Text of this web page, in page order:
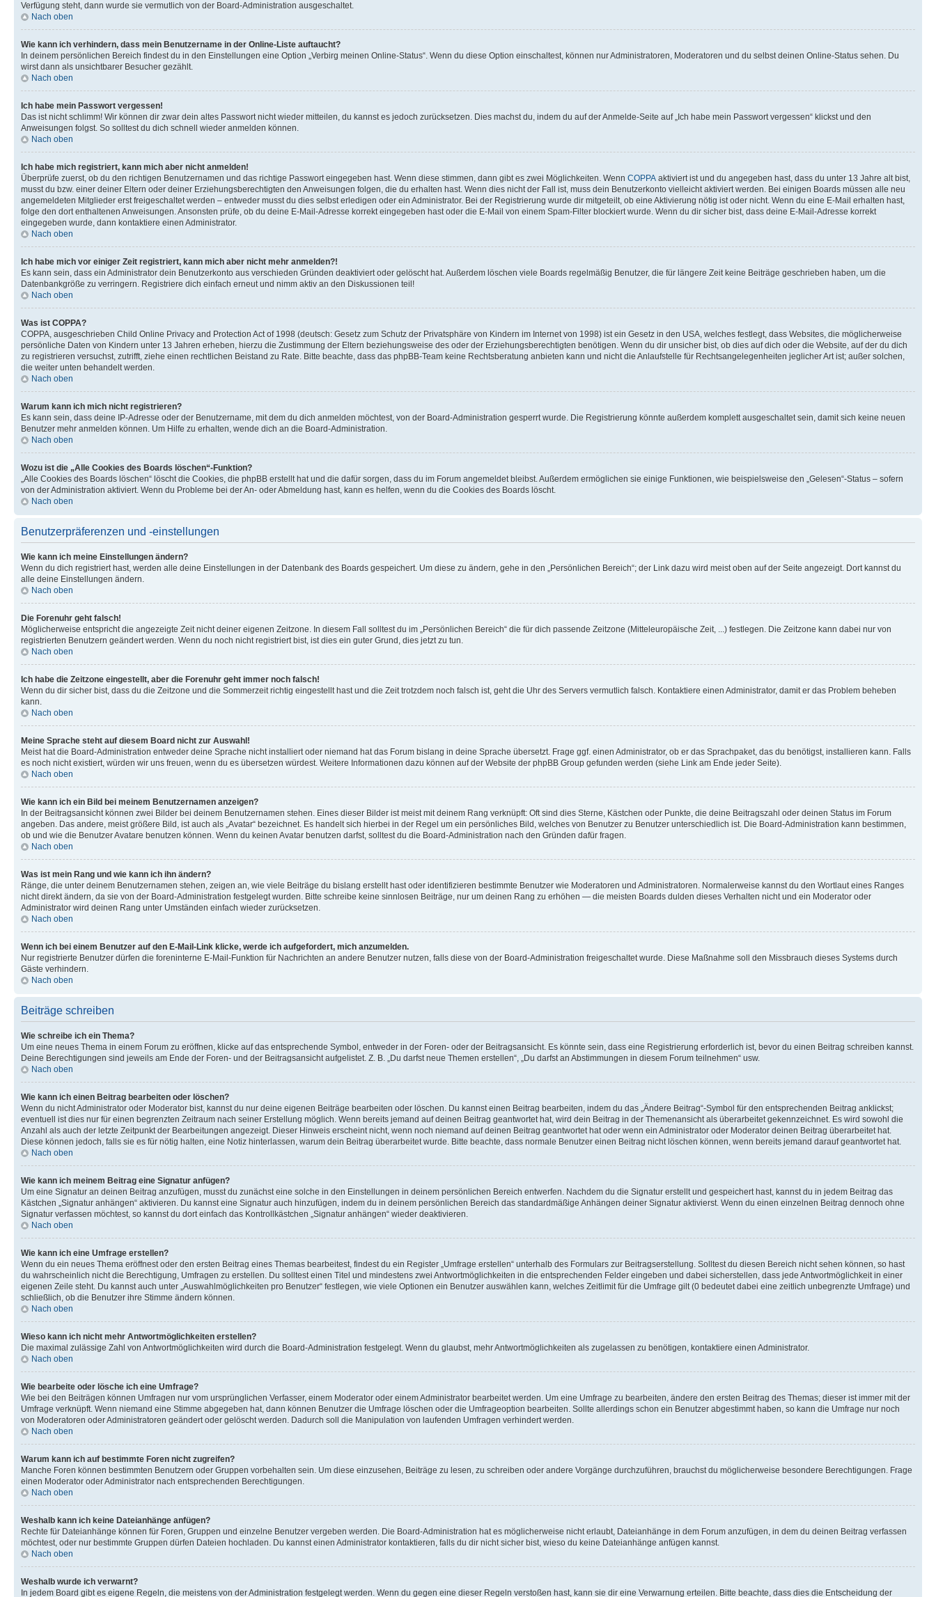
Verfügung steht, dann wurde sie vermutlich von der Board-Administration ausgeschaltet.
Nach oben
Wie kann ich verhindern, dass mein Benutzername in der Online-Liste auftaucht?
In deinem persönlichen Bereich findest du in den Einstellungen eine Option „Verbirg meinen Online-Status“. Wenn du diese Option einschaltest, können nur Administratoren, Moderatoren und du selbst deinen Online-Status sehen. Du
wirst dann als unsichtbarer Besucher gezählt.
Nach oben
Ich habe mein Passwort vergessen!
Das ist nicht schlimm! Wir können dir zwar dein altes Passwort nicht wieder mitteilen, du kannst es jedoch zurücksetzen. Dies machst du, indem du auf der Anmelde-Seite auf „Ich habe mein Passwort vergessen“ klickst und den
Anweisungen folgst. So solltest du dich schnell wieder anmelden können.
Nach oben
Ich habe mich registriert, kann mich aber nicht anmelden!
Überprüfe zuerst, ob du den richtigen Benutzernamen und das richtige Passwort eingegeben hast. Wenn diese stimmen, dann gibt es zwei Möglichkeiten. Wenn COPPA aktiviert ist und du angegeben hast, dass du unter 13 Jahre alt bist,
musst du bzw. einer deiner Eltern oder deiner Erziehungsberechtigten den Anweisungen folgen, die du erhalten hast. Wenn dies nicht der Fall ist, muss dein Benutzerkonto vielleicht aktiviert werden. Bei einigen Boards müssen alle neu
angemeldeten Mitglieder erst freigeschaltet werden – entweder musst du dies selbst erledigen oder ein Administrator. Bei der Registrierung wurde dir mitgeteilt, ob eine Aktivierung nötig ist oder nicht. Wenn du eine E-Mail erhalten hast,
folge den dort enthaltenen Anweisungen. Ansonsten prüfe, ob du deine E-Mail-Adresse korrekt eingegeben hast oder die E-Mail von einem Spam-Filter blockiert wurde. Wenn du dir sicher bist, dass deine E-Mail-Adresse korrekt
eingegeben wurde, dann kontaktiere einen Administrator.
Nach oben
Ich habe mich vor einiger Zeit registriert, kann mich aber nicht mehr anmelden?!
Es kann sein, dass ein Administrator dein Benutzerkonto aus verschieden Gründen deaktiviert oder gelöscht hat. Außerdem löschen viele Boards regelmäßig Benutzer, die für längere Zeit keine Beiträge geschrieben haben, um die
Datenbankgröße zu verringern. Registriere dich einfach erneut und nimm aktiv an den Diskussionen teil!
Nach oben
Was ist COPPA?
COPPA, ausgeschrieben Child Online Privacy and Protection Act of 1998 (deutsch: Gesetz zum Schutz der Privatsphäre von Kindern im Internet von 1998) ist ein Gesetz in den USA, welches festlegt, dass Websites, die möglicherweise
persönliche Daten von Kindern unter 13 Jahren erheben, hierzu die Zustimmung der Eltern beziehungsweise des oder der Erziehungsberechtigten benötigen. Wenn du dir unsicher bist, ob dies auf dich oder die Website, auf der du dich
zu registrieren versuchst, zutrifft, ziehe einen rechtlichen Beistand zu Rate. Bitte beachte, dass das phpBB-Team keine Rechtsberatung anbieten kann und nicht die Anlaufstelle für Rechtsangelegenheiten jeglicher Art ist; außer solchen,
die weiter unten behandelt werden.
Nach oben
Warum kann ich mich nicht registrieren?
Es kann sein, dass deine IP-Adresse oder der Benutzername, mit dem du dich anmelden möchtest, von der Board-Administration gesperrt wurde. Die Registrierung könnte außerdem komplett ausgeschaltet sein, damit sich keine neuen
Benutzer mehr anmelden können. Um Hilfe zu erhalten, wende dich an die Board-Administration.
Nach oben
Wozu ist die „Alle Cookies des Boards löschen“-Funktion?
„Alle Cookies des Boards löschen“ löscht die Cookies, die phpBB erstellt hat und die dafür sorgen, dass du im Forum angemeldet bleibst. Außerdem ermöglichen sie einige Funktionen, wie beispielsweise den „Gelesen“-Status – sofern
von der Administration aktiviert. Wenn du Probleme bei der An- oder Abmeldung hast, kann es helfen, wenn du die Cookies des Boards löscht.
Nach oben
Benutzerpräferenzen und -einstellungen
Wie kann ich meine Einstellungen ändern?
Wenn du dich registriert hast, werden alle deine Einstellungen in der Datenbank des Boards gespeichert. Um diese zu ändern, gehe in den „Persönlichen Bereich“; der Link dazu wird meist oben auf der Seite angezeigt. Dort kannst du
alle deine Einstellungen ändern.
Nach oben
Die Forenuhr geht falsch!
Möglicherweise entspricht die angezeigte Zeit nicht deiner eigenen Zeitzone. In diesem Fall solltest du im „Persönlichen Bereich“ die für dich passende Zeitzone (Mitteleuropäische Zeit, ...) festlegen. Die Zeitzone kann dabei nur von
registrierten Benutzern geändert werden. Wenn du noch nicht registriert bist, ist dies ein guter Grund, dies jetzt zu tun.
Nach oben
Ich habe die Zeitzone eingestellt, aber die Forenuhr geht immer noch falsch!
Wenn du dir sicher bist, dass du die Zeitzone und die Sommerzeit richtig eingestellt hast und die Zeit trotzdem noch falsch ist, geht die Uhr des Servers vermutlich falsch. Kontaktiere einen Administrator, damit er das Problem beheben
kann.
Nach oben
Meine Sprache steht auf diesem Board nicht zur Auswahl!
Meist hat die Board-Administration entweder deine Sprache nicht installiert oder niemand hat das Forum bislang in deine Sprache übersetzt. Frage ggf. einen Administrator, ob er das Sprachpaket, das du benötigst, installieren kann. Falls
es noch nicht existiert, würden wir uns freuen, wenn du es übersetzen würdest. Weitere Informationen dazu können auf der Website der phpBB Group gefunden werden (siehe Link am Ende jeder Seite).
Nach oben
Wie kann ich ein Bild bei meinem Benutzernamen anzeigen?
In der Beitragsansicht können zwei Bilder bei deinem Benutzernamen stehen. Eines dieser Bilder ist meist mit deinem Rang verknüpft: Oft sind dies Sterne, Kästchen oder Punkte, die deine Beitragszahl oder deinen Status im Forum
angeben. Das andere, meist größere Bild, ist auch als „Avatar“ bezeichnet. Es handelt sich hierbei in der Regel um ein persönliches Bild, welches von Benutzer zu Benutzer unterschiedlich ist. Die Board-Administration kann bestimmen,
ob und wie die Benutzer Avatare benutzen können. Wenn du keinen Avatar benutzen darfst, solltest du die Board-Administration nach den Gründen dafür fragen.
Nach oben
Was ist mein Rang und wie kann ich ihn ändern?
Ränge, die unter deinem Benutzernamen stehen, zeigen an, wie viele Beiträge du bislang erstellt hast oder identifizieren bestimmte Benutzer wie Moderatoren und Administratoren. Normalerweise kannst du den Wortlaut eines Ranges
nicht direkt ändern, da sie von der Board-Administration festgelegt wurden. Bitte schreibe keine sinnlosen Beiträge, nur um deinen Rang zu erhöhen — die meisten Boards dulden dieses Verhalten nicht und ein Moderator oder
Administrator wird deinen Rang unter Umständen einfach wieder zurücksetzen.
Nach oben
Wenn ich bei einem Benutzer auf den E-Mail-Link klicke, werde ich aufgefordert, mich anzumelden.
Nur registrierte Benutzer dürfen die foreninterne E-Mail-Funktion für Nachrichten an andere Benutzer nutzen, falls diese von der Board-Administration freigeschaltet wurde. Diese Maßnahme soll den Missbrauch dieses Systems durch
Gäste verhindern.
Nach oben
Beiträge schreiben
Wie schreibe ich ein Thema?
Um eine neues Thema in einem Forum zu eröffnen, klicke auf das entsprechende Symbol, entweder in der Foren- oder der Beitragsansicht. Es könnte sein, dass eine Registrierung erforderlich ist, bevor du einen Beitrag schreiben kannst.
Deine Berechtigungen sind jeweils am Ende der Foren- und der Beitragsansicht aufgelistet. Z. B. „Du darfst neue Themen erstellen“, „Du darfst an Abstimmungen in diesem Forum teilnehmen“ usw.
Nach oben
Wie kann ich einen Beitrag bearbeiten oder löschen?
Wenn du nicht Administrator oder Moderator bist, kannst du nur deine eigenen Beiträge bearbeiten oder löschen. Du kannst einen Beitrag bearbeiten, indem du das „Ändere Beitrag“-Symbol für den entsprechenden Beitrag anklickst;
eventuell ist dies nur für einen begrenzten Zeitraum nach seiner Erstellung möglich. Wenn bereits jemand auf deinen Beitrag geantwortet hat, wird dein Beitrag in der Themenansicht als überarbeitet gekennzeichnet. Es wird sowohl die
Anzahl als auch der letzte Zeitpunkt der Bearbeitungen angezeigt. Dieser Hinweis erscheint nicht, wenn noch niemand auf deinen Beitrag geantwortet hat oder wenn ein Administrator oder Moderator deinen Beitrag überarbeitet hat.
Diese können jedoch, falls sie es für nötig halten, eine Notiz hinterlassen, warum dein Beitrag überarbeitet wurde. Bitte beachte, dass normale Benutzer einen Beitrag nicht löschen können, wenn bereits jemand darauf geantwortet hat.
Nach oben
Wie kann ich meinem Beitrag eine Signatur anfügen?
Um eine Signatur an deinen Beitrag anzufügen, musst du zunächst eine solche in den Einstellungen in deinem persönlichen Bereich entwerfen. Nachdem du die Signatur erstellt und gespeichert hast, kannst du in jedem Beitrag das
Kästchen „Signatur anhängen“ aktivieren. Du kannst eine Signatur auch hinzufügen, indem du in deinem persönlichen Bereich das standardmäßige Anhängen deiner Signatur aktivierst. Wenn du einen einzelnen Beitrag dennoch ohne
Signatur verfassen möchtest, so kannst du dort einfach das Kontrollkästchen „Signatur anhängen“ wieder deaktivieren.
Nach oben
Wie kann ich eine Umfrage erstellen?
Wenn du ein neues Thema eröffnest oder den ersten Beitrag eines Themas bearbeitest, findest du ein Register „Umfrage erstellen“ unterhalb des Formulars zur Beitragserstellung. Solltest du diesen Bereich nicht sehen können, so hast
du wahrscheinlich nicht die Berechtigung, Umfragen zu erstellen. Du solltest einen Titel und mindestens zwei Antwortmöglichkeiten in die entsprechenden Felder eingeben und dabei sicherstellen, dass jede Antwortmöglichkeit in einer
eigenen Zeile steht. Du kannst auch unter „Auswahlmöglichkeiten pro Benutzer“ festlegen, wie viele Optionen ein Benutzer auswählen kann, welches Zeitlimit für die Umfrage gilt (0 bedeutet dabei eine zeitlich unbegrenzte Umfrage) und
schließlich, ob die Benutzer ihre Stimme ändern können.
Nach oben
Wieso kann ich nicht mehr Antwortmöglichkeiten erstellen?
Die maximal zulässige Zahl von Antwortmöglichkeiten wird durch die Board-Administration festgelegt. Wenn du glaubst, mehr Antwortmöglichkeiten als zugelassen zu benötigen, kontaktiere einen Administrator.
Nach oben
Wie bearbeite oder lösche ich eine Umfrage?
Wie bei den Beiträgen können Umfragen nur vom ursprünglichen Verfasser, einem Moderator oder einem Administrator bearbeitet werden. Um eine Umfrage zu bearbeiten, ändere den ersten Beitrag des Themas; dieser ist immer mit der
Umfrage verknüpft. Wenn niemand eine Stimme abgegeben hat, dann können Benutzer die Umfrage löschen oder die Umfrageoption bearbeiten. Sollte allerdings schon ein Benutzer abgestimmt haben, so kann die Umfrage nur noch
von Moderatoren oder Administratoren geändert oder gelöscht werden. Dadurch soll die Manipulation von laufenden Umfragen verhindert werden.
Nach oben
Warum kann ich auf bestimmte Foren nicht zugreifen?
Manche Foren können bestimmten Benutzern oder Gruppen vorbehalten sein. Um diese einzusehen, Beiträge zu lesen, zu schreiben oder andere Vorgänge durchzuführen, brauchst du möglicherweise besondere Berechtigungen. Frage
einen Moderator oder Administrator nach entsprechenden Berechtigungen.
Nach oben
Weshalb kann ich keine Dateianhänge anfügen?
Rechte für Dateianhänge können für Foren, Gruppen und einzelne Benutzer vergeben werden. Die Board-Administration hat es möglicherweise nicht erlaubt, Dateianhänge in dem Forum anzufügen, in dem du deinen Beitrag verfassen
möchtest, oder nur bestimmte Gruppen dürfen Dateien hochladen. Du kannst einen Administrator kontaktieren, falls du dir nicht sicher bist, wieso du keine Dateianhänge anfügen kannst.
Nach oben
Weshalb wurde ich verwarnt?
In jedem Board gibt es eigene Regeln, die meistens von der Administration festgelegt werden. Wenn du gegen eine dieser Regeln verstoßen hast, kann sie dir eine Verwarnung erteilen. Bitte beachte, dass dies die Entscheidung der